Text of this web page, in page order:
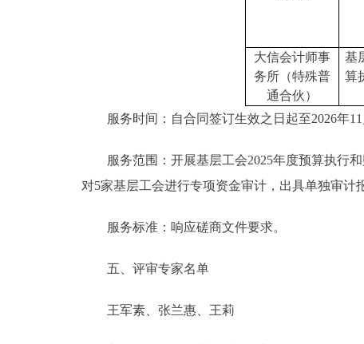
大信会计师事
务所（特殊普
通合伙）
基
算
服务时间：自合同签订生效之日起至2026年11
服务范围：开展基层工会2025年度预算执行和
对5家基层工会进行专项资金审计，出具单独审计
服务标准：响应磋商文件要求。
五、评审专家名单
王军素、张兰惠、王莉